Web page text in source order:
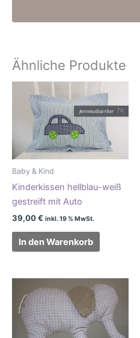
Ähnliche Produkte
Baby & Kind
Kinderkissen hellblau-weiß
gestreift mit Auto
39,00€ inkl. 19 % MwSt.
In den Warenkorb